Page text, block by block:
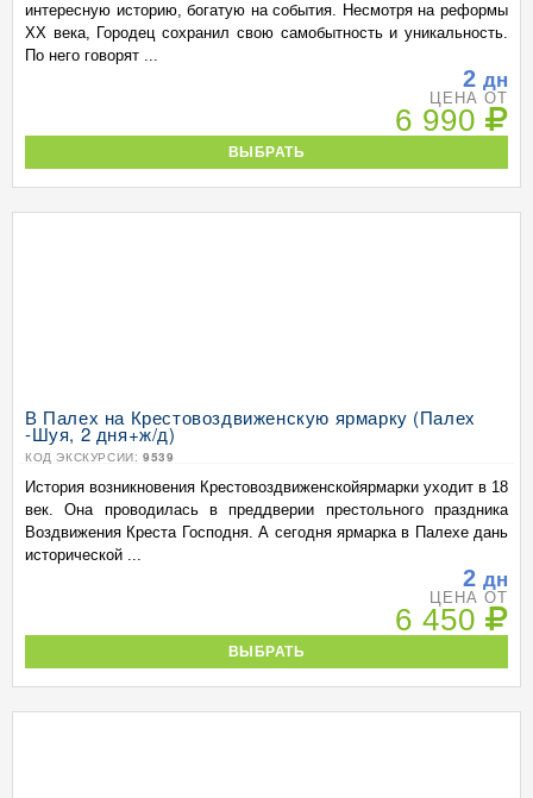
интересную историю, богатую на события. Несмотря на реформы
XX века, Городец сохранил свою самобытность и уникальность.
По него говорят ...
2 дн
ЦЕНА ОТ
6 990
ВЫБРАТЬ
В Палех на Крестовоздвиженскую ярмарку (Палех
-Шуя, 2 дня+ж/д)
КОД ЭКСКУРСИИ: 9539
История возникновения Крестовоздвиженскойярмарки уходит в 18
век. Она проводилась в преддверии престольного праздника
Воздвижения Креста Господня. А сегодня ярмарка в Палехе дань
исторической ...
2 дн
ЦЕНА ОТ
6 450
ВЫБРАТЬ